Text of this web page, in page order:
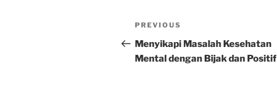
Post
navigation
Previous
Post
PREVIOUS
Menyikapi Masalah Kesehatan
Mental dengan Bijak dan Positif